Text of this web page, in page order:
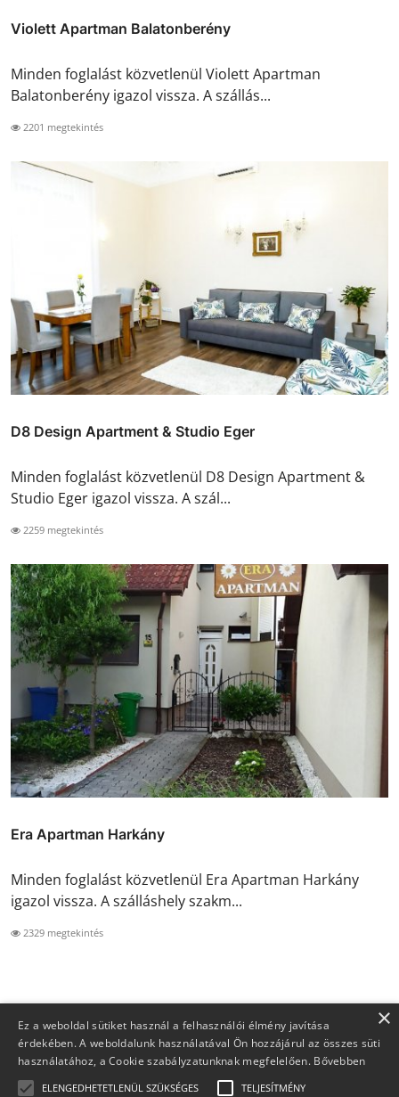
Violett Apartman Balatonberény
Minden foglalást közvetlenül Violett Apartman
Balatonberény igazol vissza. A szállás...
2201 megtekintés
D8 Design Apartment & Studio Eger
Minden foglalást közvetlenül D8 Design Apartment &
Studio Eger igazol vissza. A szál...
2259 megtekintés
Era Apartman Harkány
Minden foglalást közvetlenül Era Apartman Harkány
igazol vissza. A szálláshely szakm...
2329 megtekintés
×
Ez a weboldal sütiket használ a felhasználói élmény javítása
érdekében. A weboldalunk használatával Ön hozzájárul az összes süti
használatához, a Cookie szabályzatunknak megfelelően. Bővebben
ELENGEDHETETLENÜL SZÜKSÉGES TELJESÍTMÉNY